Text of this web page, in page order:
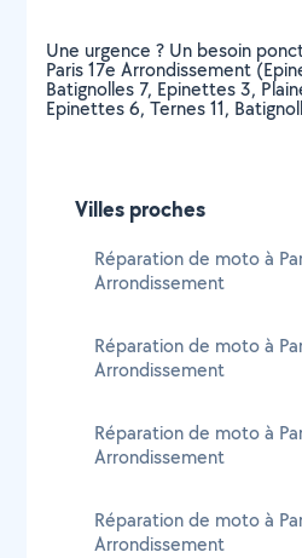
Une urgence ? Un besoin
Paris 17e Arrondissement
Batignolles 7, Epinettes 3,
Epinettes 6, Ternes 11,
Villes proches
Réparation de moto à
Arrondissement
Réparation de moto à
Arrondissement
Réparation de moto à
Arrondissement
Réparation de moto à
Arrondissement